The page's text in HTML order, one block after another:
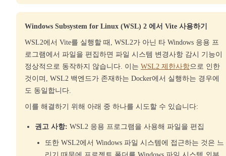
Windows Subsystem for Linux (WSL) 2 에서 Vite 사용하기
WSL2에서 Vite를 실행할 때, WSL2가 아닌 타 Windows 응용 프
로그램에서 파일을 편집하면 파일 시스템 변경사항 감시 기능이
정상적으로 동작하지 않습니다. 이는 WSL2 제한사항으로 인한
것이며, WSL2 백엔드가 존재하는 Docker에서 실행하는 경우에
도 동일합니다.
이를 해결하기 위해 아래 중 하나를 시도할 수 있습니다:
권고 사항: WSL2 응용 프로그램을 사용해 파일을 편집
또한 WSL2에서 Windows 파일 시스템에 접근하는 것은 느